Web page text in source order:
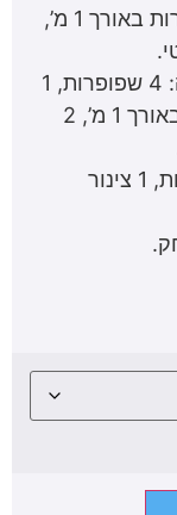
2 צינורות באורך 3 מ’, 6 צינורות באורך 1 מ’,
ערכה לארבעה ילדים המכילה: 4 שפופרות, 1
צינור באורך 3 מ’, 4 צינורות באורך 1 מ’, 2
ערכה לזוג המכילה: 2 שפופרות, 1 צינור